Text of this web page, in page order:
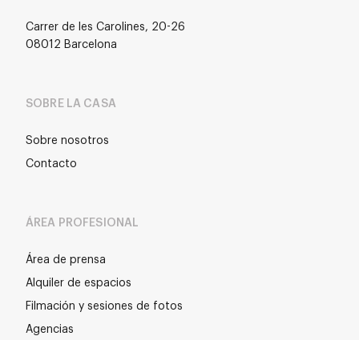
Carrer de les Carolines, 20-26
08012 Barcelona
SOBRE LA CASA
Sobre nosotros
Contacto
ÁREA PROFESIONAL
Área de prensa
Alquiler de espacios
Filmación y sesiones de fotos
Agencias